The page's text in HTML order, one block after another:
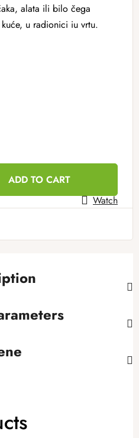
alata ili bilo čega
u radionici iu vrtu.
ADD TO CART
Watch